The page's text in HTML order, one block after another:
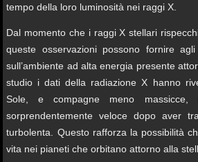
tempo della loro luminosità nei raggi X.
Dal momento che i raggi X stellari
queste osservazioni possono fornire
sull’ambiente ad alta energia presente
studio i dati della radiazione X hanno
Sole, e compagne meno
sorprendentemente veloce dopo aver
turbolenta. Questo rafforza la possibilità
vita nei pianeti che orbitano attorno alla